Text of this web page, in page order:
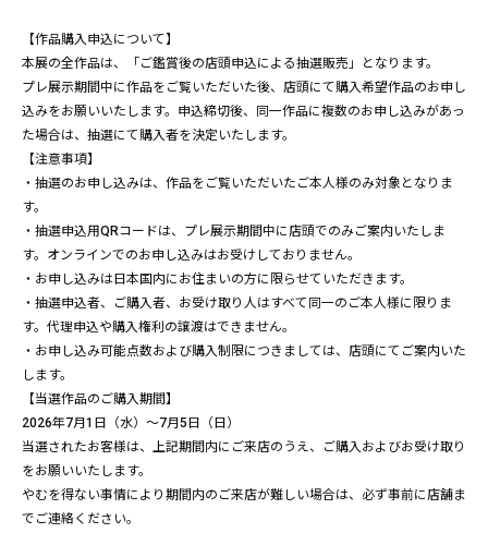
【作品購入申込について】
本展の全作品は、「ご鑑賞後の店頭申込による抽選販売」となります。
プレ展示期間中に作品をご覧いただいた後、店頭にて購入希望作品のお申し
込みをお願いいたします。申込締切後、同一作品に複数のお申し込みがあっ
た場合は、抽選にて購入者を決定いたします。
【注意事項】
・抽選のお申し込みは、作品をご覧いただいたご本人様のみ対象となりま
す。
・抽選申込用QRコードは、プレ展示期間中に店頭でのみご案内いたしま
す。オンラインでのお申し込みはお受けしておりません。
・お申し込みは日本国内にお住まいの方に限らせていただきます。
・抽選申込者、ご購入者、お受け取り人はすべて同一のご本人様に限りま
す。代理申込や購入権利の譲渡はできません。
・お申し込み可能点数および購入制限につきましては、店頭にてご案内いた
します。
【当選作品のご購入期間】
2026年7月1日（水）～7月5日（日）
当選されたお客様は、上記期間内にご来店のうえ、ご購入およびお受け取り
をお願いいたします。
やむを得ない事情により期間内のご来店が難しい場合は、必ず事前に店舗ま
でご連絡ください。